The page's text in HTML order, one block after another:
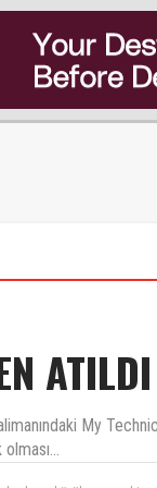
ATILDI
My